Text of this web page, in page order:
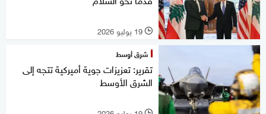
l 19 يوليو 2026
شرق أوسط
تقرير: تعزيزات جوية أميركية تتجه إلى
الشرق الأوسط